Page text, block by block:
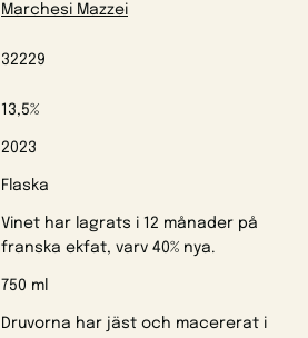
Marchesi Mazzei
32229
13,5%
2023
Flaska
Vinet har lagrats i 12 månader på
franska ekfat, varv 40% nya.
750 ml
Druvorna har jäst och macererat i